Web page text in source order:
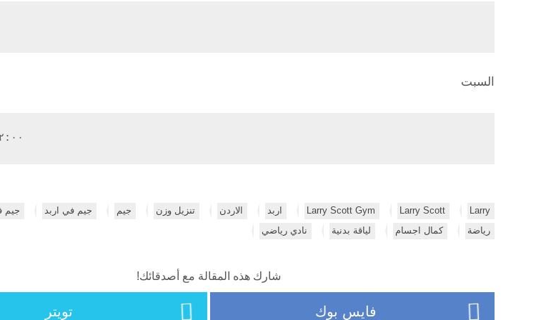
السبت
Larry
Larry Scott
Larry Scott Gym اربد الاردن تنزيل وزن جيم جيم في اربد
جيم
رياضة
كمال اجسام لياقة بدنية نادي رياضي
شارك هذه المقالة مع أصدقائك!
فايس بوك تويتر